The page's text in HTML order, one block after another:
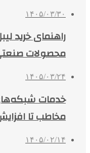
۱۴۰۵/۰۳/۳۰
راهنمای خرید
محصولات
۱۴۰۵/۰۳/۲۴
مخاطب تا
۱۴۰۵/۰۲/۱۴